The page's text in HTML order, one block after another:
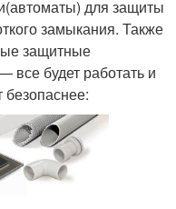
для защиты
замыкания. Также
защитные
все будет работать и